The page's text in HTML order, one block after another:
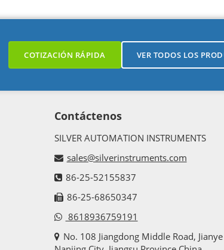
COTIZACIÓN RÁPIDA VER TODOS LOS
Contáctenos
SILVER AUTOMATION INSTRUMENTS
sales@silverinstruments.com
86-25-52155837
86-25-68650347
8618936759191
No. 108 Jiangdong Middle Road,